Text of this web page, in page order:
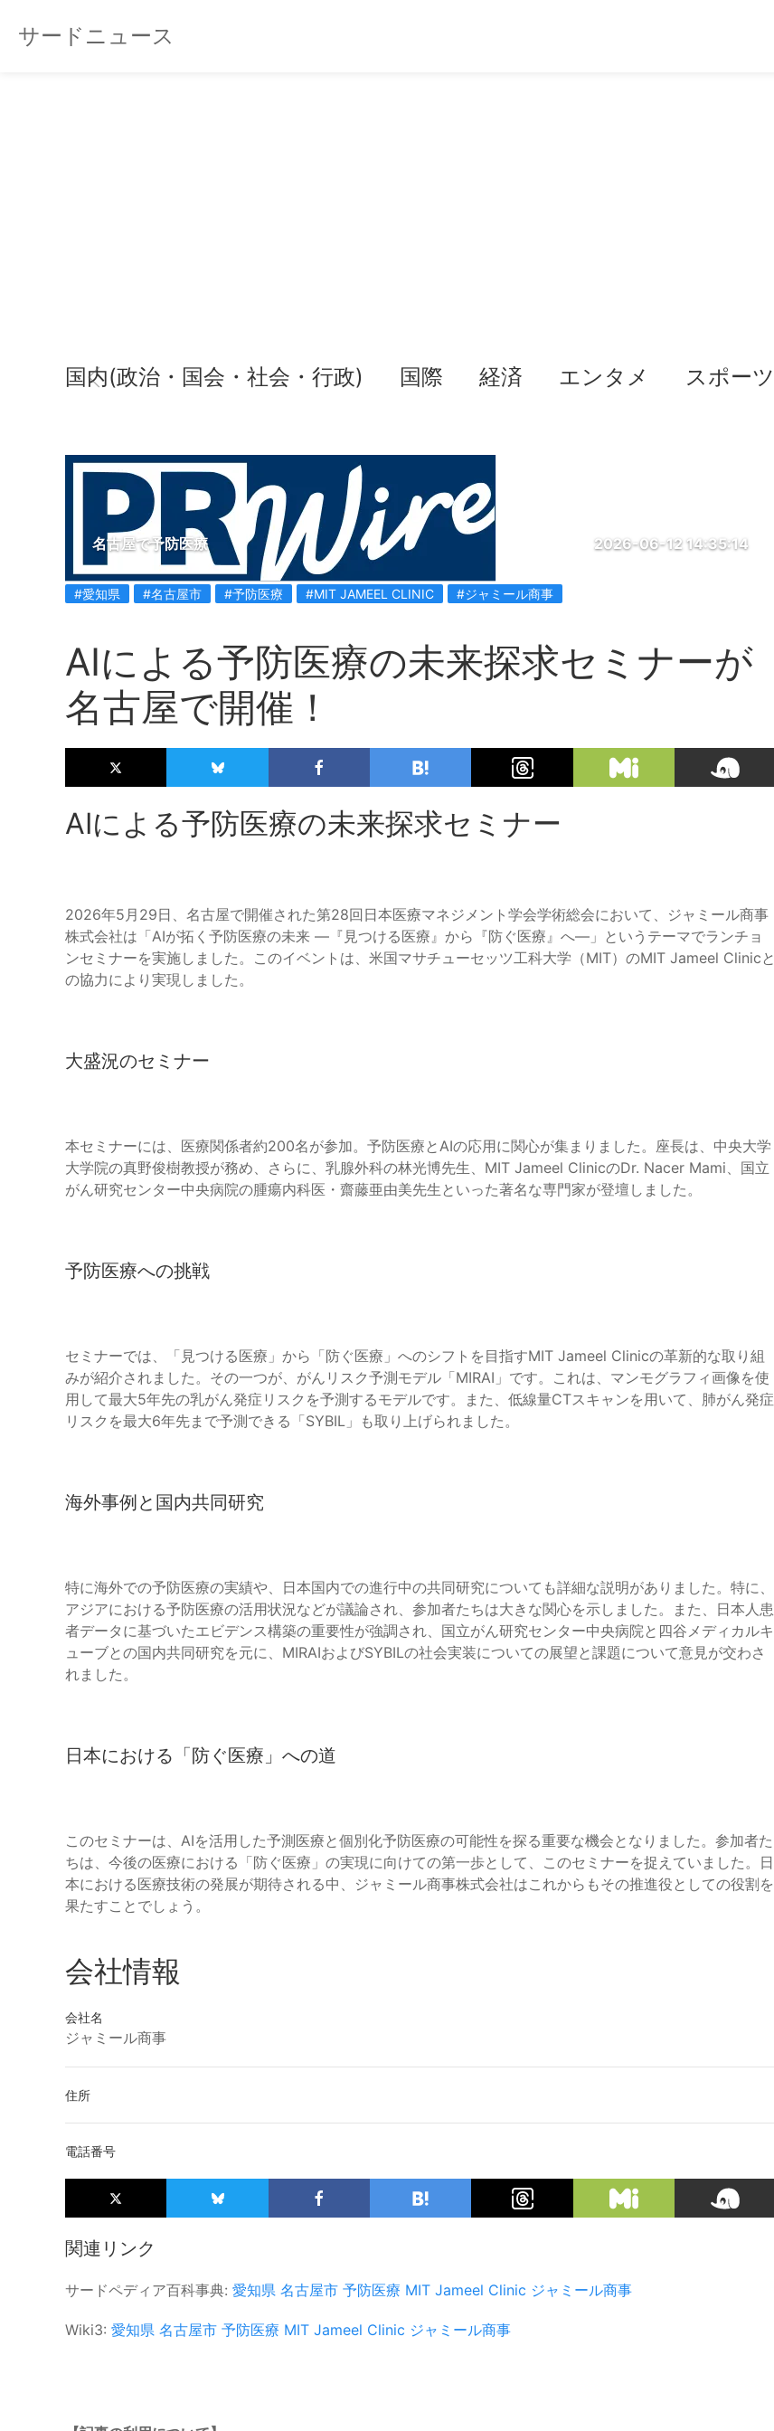
サードニュース
国内(政治・国会・社会・行政) 国際 経済 エンタメ スポーツ
名古屋で予防医療 2026-06-12 14:35:14
#愛知県 #名古屋市 #予防医療 #MIT JAMEEL CLINIC #ジャミール商事
AIによる予防医療の未来探求セミナーが
名古屋で開催！
AIによる予防医療の未来探求セミナー
2026年5月29日、名古屋で開催された第28回日本医療マネジメント学会学術総会において、ジャミール商事
株式会社は「AIが拓く予防医療の未来 ―『見つける医療』から『防ぐ医療』へ―」というテーマでランチョ
ンセミナーを実施しました。このイベントは、米国マサチューセッツ工科大学（MIT）のMIT Jameel Clinicと
の協力により実現しました。
大盛況のセミナー
本セミナーには、医療関係者約200名が参加。予防医療とAIの応用に関心が集まりました。座長は、中央大学
大学院の真野俊樹教授が務め、さらに、乳腺外科の林光博先生、MIT Jameel ClinicのDr. Nacer Mami、国立
がん研究センター中央病院の腫瘍内科医・齋藤亜由美先生といった著名な専門家が登壇しました。
予防医療への挑戦
セミナーでは、「見つける医療」から「防ぐ医療」へのシフトを目指すMIT Jameel Clinicの革新的な取り組
みが紹介されました。その一つが、がんリスク予測モデル「MIRAI」です。これは、マンモグラフィ画像を使
用して最大5年先の乳がん発症リスクを予測するモデルです。また、低線量CTスキャンを用いて、肺がん発症
リスクを最大6年先まで予測できる「SYBIL」も取り上げられました。
海外事例と国内共同研究
特に海外での予防医療の実績や、日本国内での進行中の共同研究についても詳細な説明がありました。特に、
アジアにおける予防医療の活用状況などが議論され、参加者たちは大きな関心を示しました。また、日本人患
者データに基づいたエビデンス構築の重要性が強調され、国立がん研究センター中央病院と四谷メディカルキ
ューブとの国内共同研究を元に、MIRAIおよびSYBILの社会実装についての展望と課題について意見が交わさ
れました。
日本における「防ぐ医療」への道
このセミナーは、AIを活用した予測医療と個別化予防医療の可能性を探る重要な機会となりました。参加者た
ちは、今後の医療における「防ぐ医療」の実現に向けての第一歩として、このセミナーを捉えていました。日
本における医療技術の発展が期待される中、ジャミール商事株式会社はこれからもその推進役としての役割を
果たすことでしょう。
会社情報
会社名
ジャミール商事
住所
電話番号
関連リンク
サードペディア百科事典: 愛知県 名古屋市 予防医療 MIT Jameel Clinic ジャミール商事
Wiki3: 愛知県 名古屋市 予防医療 MIT Jameel Clinic ジャミール商事